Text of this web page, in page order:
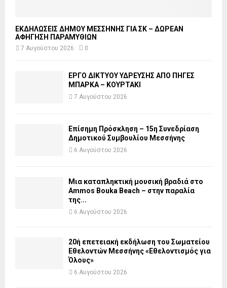
ΕΚΔΗΛΩΣΕΙΣ ΔΗΜΟΥ ΜΕΣΣΗΝΗΣ ΓΙΑ ΣΚ – ΔΩΡΕΑΝ
ΑΦΗΓΗΣΗ ΠΑΡΑΜΥΘΙΩΝ
7 Αυγούστου 2026 0
ΕΡΓΟ ΔΙΚΤΥΟΥ ΥΔΡΕΥΣΗΣ ΑΠΟ ΠΗΓΕΣ
ΜΠΑΡΚΑ – ΚΟΥΡΤΑΚΙ
7 Αυγούστου 2026
Επίσημη Πρόσκληση – 15η Συνεδρίαση
Δημοτικού Συμβουλίου Μεσσήνης
6 Αυγούστου 2026
Μια καταπληκτική μουσική βραδιά στο
Ammos Bouka Beach – στην παραλία
της...
6 Αυγούστου 2026
20ή επετειακή εκδήλωση του Σωματείου
Εθελοντών Μεσσήνης «Εθελοντισμός για
Όλους»
6 Αυγούστου 2026